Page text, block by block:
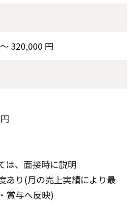
320,000 円
は、面接時に説明
あり(月の売上実績により最
賞与へ反映)